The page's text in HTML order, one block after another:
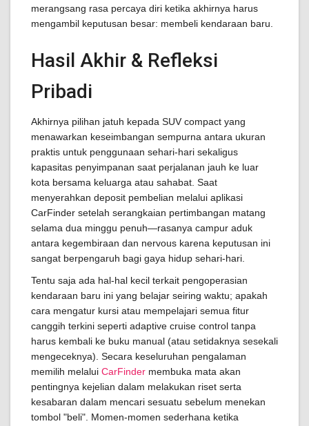
merangsang rasa percaya diri ketika akhirnya harus
mengambil keputusan besar: membeli kendaraan baru.
Hasil Akhir & Refleksi
Pribadi
Akhirnya pilihan jatuh kepada SUV compact yang
menawarkan keseimbangan sempurna antara ukuran
praktis untuk penggunaan sehari-hari sekaligus
kapasitas penyimpanan saat perjalanan jauh ke luar
kota bersama keluarga atau sahabat. Saat
menyerahkan deposit pembelian melalui aplikasi
CarFinder setelah serangkaian pertimbangan matang
selama dua minggu penuh—rasanya campur aduk
antara kegembiraan dan nervous karena keputusan ini
sangat berpengaruh bagi gaya hidup sehari-hari.
Tentu saja ada hal-hal kecil terkait pengoperasian
kendaraan baru ini yang belajar seiring waktu; apakah
cara mengatur kursi atau mempelajari semua fitur
canggih terkini seperti adaptive cruise control tanpa
harus kembali ke buku manual (atau setidaknya sesekali
mengeceknya). Secara keseluruhan pengalaman
memilih melalui CarFinder membuka mata akan
pentingnya kejelian dalam melakukan riset serta
kesabaran dalam mencari sesuatu sebelum menekan
tombol "beli". Momen-momen sederhana ketika